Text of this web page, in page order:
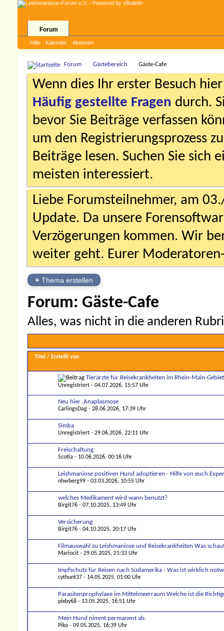
Forum
Hilfe Kalender Aktionen
Forum Gästebereich Gäste-Cafe
Wenn dies Ihr erster Besuch
Häufig gestellte Fragen durch.
bevor Sie Beiträge verfassen
um den Registrierungsprozess
Beiträge lesen. Suchen Sie sich
meisten interessiert.
Liebe Forumsteilnehmer, am
Update. Da unsere
Verzögerungen kommen. Wir
weiter geht. Eurer
+ Thema erstellen
Forum: Gäste-Cafe
Alles, was nicht in die anderen
Titel / Erstellt von
Tierärzte für Reisekrankheiten im Rhein-Main-Gebiet
Unregistriert - 04.07.2026, 15:57 Uhr
Neu hier ,Anaplasmose
CarlingsDag - 28.06.2026, 17:39 Uhr
Simba
Unregistriert - 29.06.2026, 22:11 Uhr
Freischaltung
Scotia - 10.06.2026, 00:16 Uhr
Leishmaniose positiven Hund adoptieren - Hilfe von euch
nhwberg99 - 03.03.2026, 10:55 Uhr
welches Medikament wird wann benutzt?
Birgit76 - 07.10.2025, 13:49 Uhr
Versicherung
Birgit76 - 04.10.2025, 20:17 Uhr
Filmauswahl zu Leishmaniose und Reisekrankheiten Was
Mariocit - 29.05.2025, 21:33 Uhr
Impfschutz für Reisen nach Südamerika - Was ist wirklich
cythunt37 - 14.05.2025, 01:00 Uhr
Parasitenprophylaxe im Mittelmeerraum Welche ist die
pixby68 - 13.05.2025, 16:51 Uhr
Mein Hund nimmt permanent ab.
Piko - 09.05.2025, 16:39 Uhr